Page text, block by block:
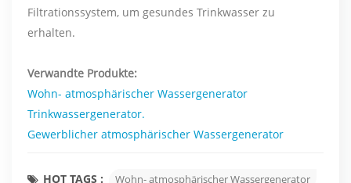
Filtrationssystem, um gesundes Trinkwasser zu
erhalten.
Verwandte Produkte:
Wohn- atmosphärischer Wassergenerator
Trinkwassergenerator.
Gewerblicher atmosphärischer Wassergenerator
HOT TAGS :
Wohn- atmosphärischer Wassergenerator